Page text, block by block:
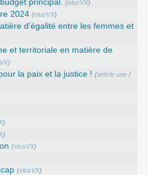
principal. (elusVX)
2024 (elusVX)
d’égalité entre les femmes et
et territoriale en matière de
)
la paix et la justice ! (article une /
)
)
(elusVX)
(elusVX)